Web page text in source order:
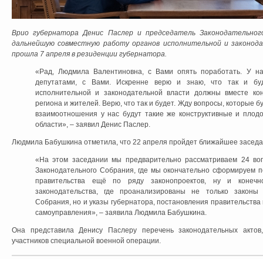
Врио губернатора Денис Паслер и председатель
дальнейшую совместную работу органов исполнительной и
прошла 7 апреля в резиденции губернатора.
«Рад, Людмила Валентиновна, с Вами опять поработать. У
депутатами, с Вами. Искренне верю и знаю, что так и
исполнительной и законодательной власти должны вместе
региона и жителей. Верю, что так и будет. Жду вопросы, которые
взаимоотношения у нас будут такие же конструктивные и
области», – заявил Денис Паслер.
Людмила Бабушкина отметила, что 22 апреля пройдет ближайшее
«На этом заседании мы предварительно рассматриваем 24
Законодательного Собрания, где мы окончательно сформируем
правительства ещё по ряду законопроектов, ну и
законодательства, где проанализированы не только законы
Собрания, но и указы губернатора, постановления
самоуправления», – заявила Людмила Бабушкина.
Она представила Денису Паслеру перечень законодательных
участников специальной военной операции.